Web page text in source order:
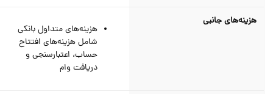
هزینه‌های جانبی
هزینه‌های متداول بانکی
شامل هزینه‌های افتتاح
حساب، اعتبارسنجی و
دریافت وام